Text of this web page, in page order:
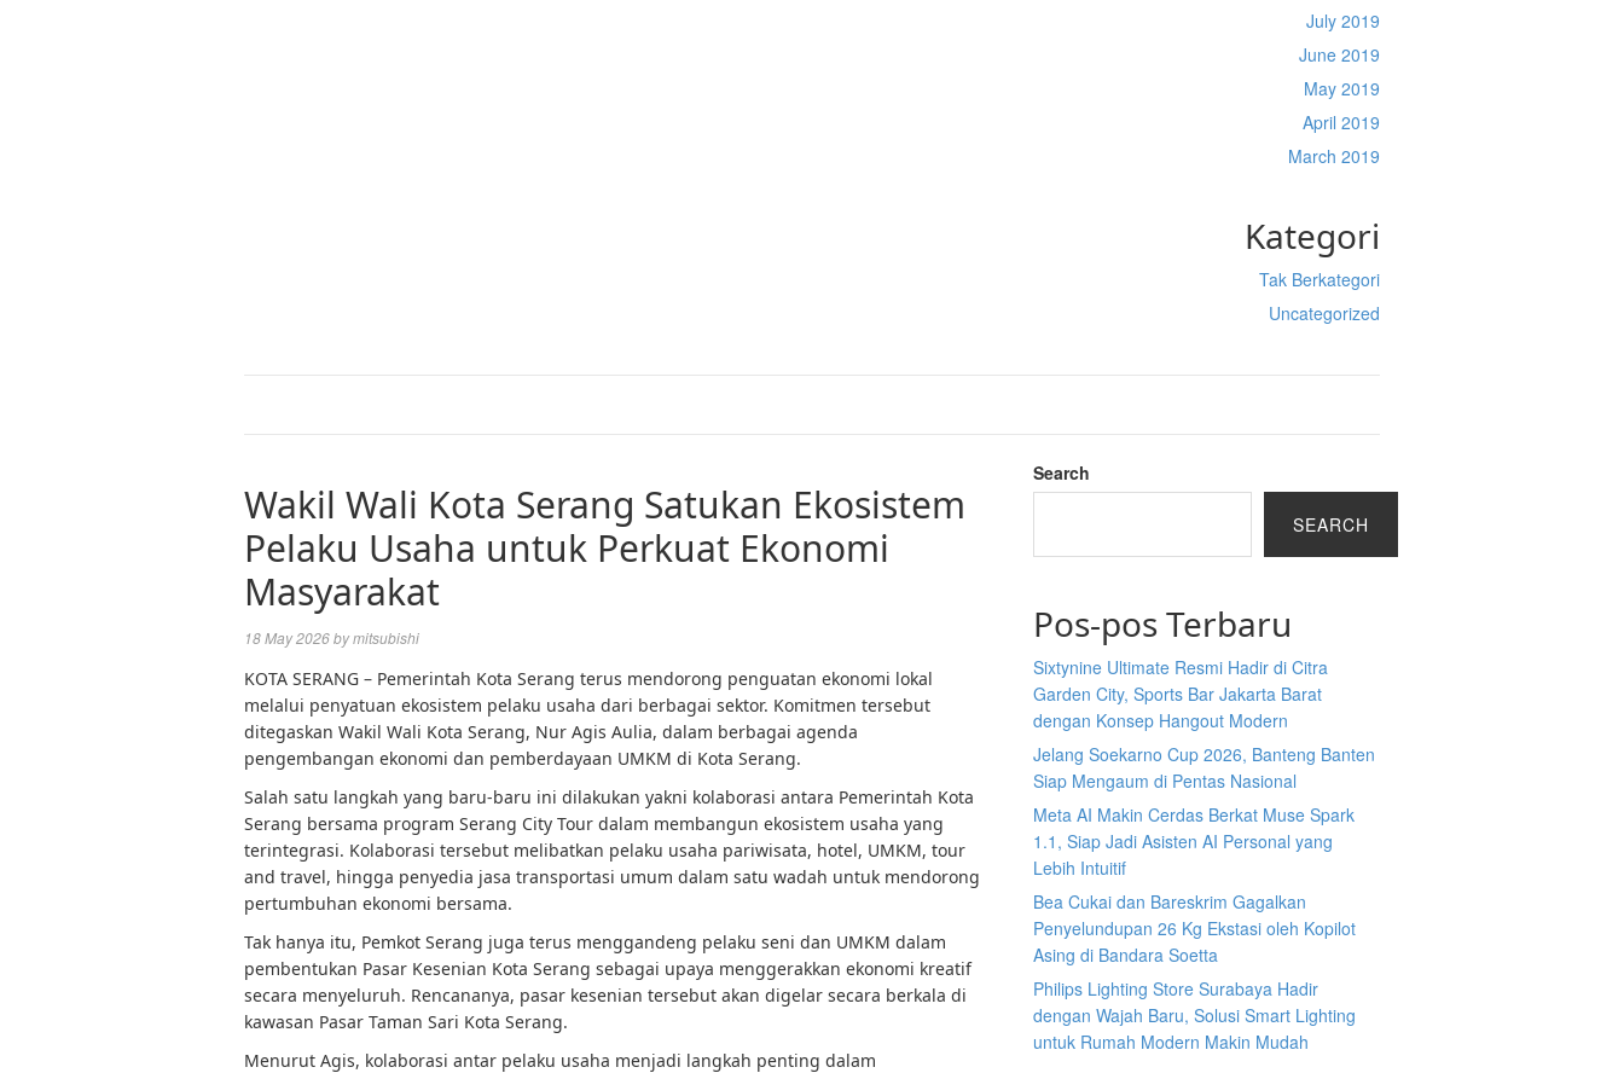
July 2019
June 2019
May 2019
April 2019
March 2019
Kategori
Tak Berkategori
Uncategorized
Wakil Wali Kota Serang Satukan Ekosistem
Pelaku Usaha untuk Perkuat Ekonomi
Masyarakat
18 May 2026bymitsubishi
KOTA SERANG – Pemerintah Kota Serang terus mendorong penguatan ekonomi lokal
melalui penyatuan ekosistem pelaku usaha dari berbagai sektor. Komitmen tersebut
ditegaskan Wakil Wali Kota Serang, Nur Agis Aulia, dalam berbagai agenda
pengembangan ekonomi dan pemberdayaan UMKM di Kota Serang.
Salah satu langkah yang baru-baru ini dilakukan yakni kolaborasi antara Pemerintah Kota
Serang bersama program Serang City Tour dalam membangun ekosistem usaha yang
terintegrasi. Kolaborasi tersebut melibatkan pelaku usaha pariwisata, hotel, UMKM, tour
and travel, hingga penyedia jasa transportasi umum dalam satu wadah untuk mendorong
pertumbuhan ekonomi bersama.
Tak hanya itu, Pemkot Serang juga terus menggandeng pelaku seni dan UMKM dalam
pembentukan Pasar Kesenian Kota Serang sebagai upaya menggerakkan ekonomi kreatif
secara menyeluruh. Rencananya, pasar kesenian tersebut akan digelar secara berkala di
kawasan Pasar Taman Sari Kota Serang.
Menurut Agis, kolaborasi antar pelaku usaha menjadi langkah penting dalam
Search
SEARCH
Pos-pos Terbaru
Sixtynine Ultimate Resmi Hadir di Citra
Garden City, Sports Bar Jakarta Barat
dengan Konsep Hangout Modern
Jelang Soekarno Cup 2026, Banteng Banten
Siap Mengaum di Pentas Nasional
Meta AI Makin Cerdas Berkat Muse Spark
1.1, Siap Jadi Asisten AI Personal yang
Lebih Intuitif
Bea Cukai dan Bareskrim Gagalkan
Penyelundupan 26 Kg Ekstasi oleh Kopilot
Asing di Bandara Soetta
Philips Lighting Store Surabaya Hadir
dengan Wajah Baru, Solusi Smart Lighting
untuk Rumah Modern Makin Mudah